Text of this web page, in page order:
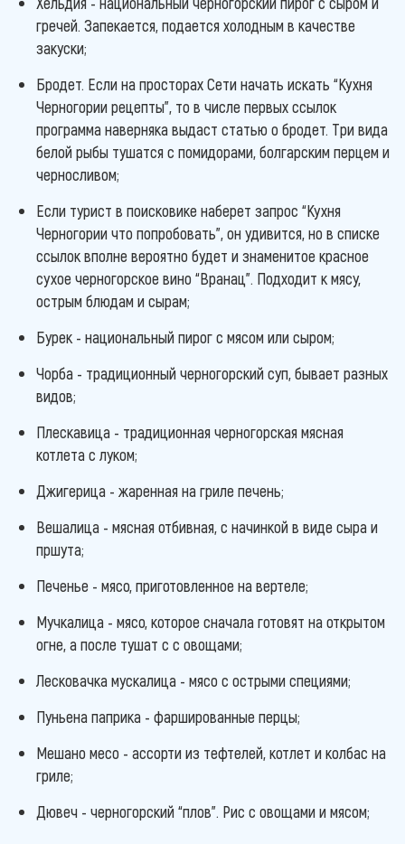
гречей. Запекается, подается холодным в качестве
закуски;
Бродет. Если на просторах Сети начать искать “Кухня
Черногории рецепты”, то в числе первых ссылок
программа наверняка выдаст статью о бродет. Три вида
белой рыбы тушатся с помидорами, болгарским перцем и
черносливом;
Если турист в поисковике наберет запрос “Кухня
Черногории что попробовать”, он удивится, но в списке
ссылок вполне вероятно будет и знаменитое красное
сухое черногорское вино “Вранац”. Подходит к мясу,
острым блюдам и сырам;
Бурек - национальный пирог с мясом или сыром;
Чорба - традиционный черногорский суп, бывает разных
видов;
Плескавица - традиционная черногорская мясная
котлета с луком;
Джигерица - жаренная на гриле печень;
Вешалица - мясная отбивная, с начинкой в виде сыра и
пршута;
Печенье - мясо, приготовленное на вертеле;
Мучкалица - мясо, которое сначала готовят на открытом
огне, а после тушат с с овощами;
Лесковачка мускалица - мясо с острыми специями;
Пуньена паприка - фаршированные перцы;
Мешано месо - ассорти из тефтелей, котлет и колбас на
гриле;
Дювеч - черногорский “плов”. Рис с овощами и мясом;